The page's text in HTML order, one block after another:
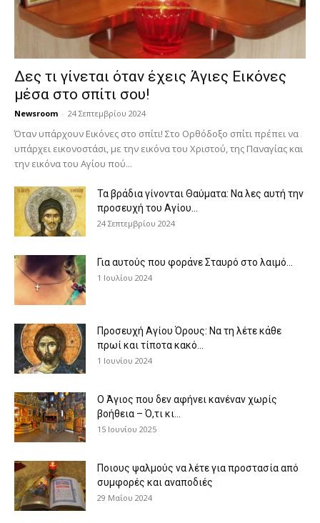
Δες τι γίνεται όταν έχεις Άγιες Εικόνες
μέσα στο σπίτι σου!
Newsroom - 24 Σεπτεμβρίου 2024
Όταν υπάρχουν Εικόνες στο σπίτι! Στο Ορθόδοξο σπίτι πρέπει να
υπάρχει εικονοστάσι, με την εικόνα του Χριστού, της Παν­αγίας και
την εικόνα του Αγίου πού...
Τα βράδια γίνονται Θαύματα: Να λες αυτή την
προσευχή του Αγίου...
24 Σεπτεμβρίου 2024
Για αυτούς που φοράνε Σταυρό στο λαιμό…
1 Ιουλίου 2024
Προσευχή Αγίου Όρους: Να τη λέτε κάθε
πρωί και τίποτα κακό...
1 Ιουνίου 2024
Ο Άγιος που δεν αφήνει κανέναν χωρίς
βοήθεια – Ό,τι κι...
15 Ιουνίου 2025
Ποιους ψαλμούς να λέτε για προστασία από
συμφορές και αναποδιές
29 Μαΐου 2024